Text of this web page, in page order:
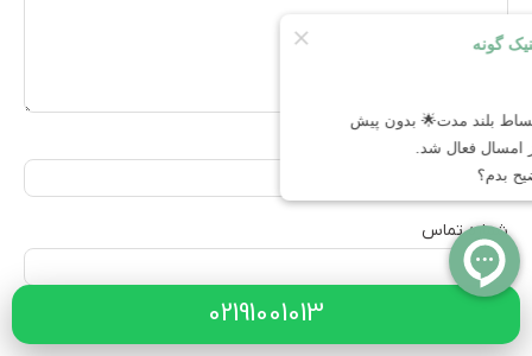
نام
شماره تماس
02191001013